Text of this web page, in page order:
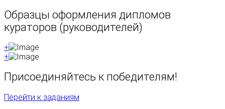
Образцы оформления дипломов
кураторов (руководителей)
+
+
Присоединяйтесь к победителям!
Перейти к заданиям